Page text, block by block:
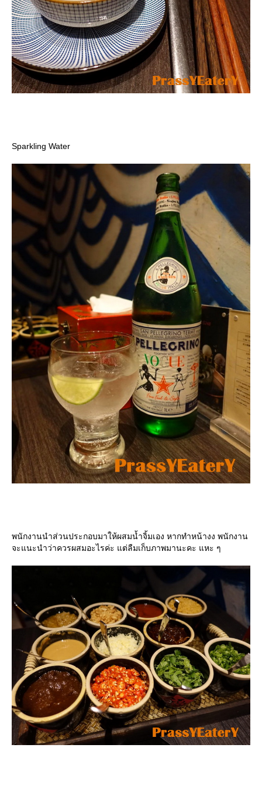
Sparkling Water
พนักงานนำส่วนประกอบมาให้ผสมน้ำจิ้มเอง หากทำหน้างง พนักงาน
จะแนะนำว่าควรผสมอะไรค่ะ แต่ลืมเก็บภาพมานะคะ แหะ ๆ